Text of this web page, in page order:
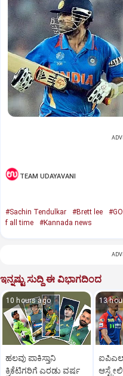
TEAM UDAYAVANI
#Sachin Tendulkar #Brett lee
f all time
#Kannada news
ಇನ್ನಷ್ಟು ಸುದ್ದಿ ಈ ವಿಭಾಗದಿಂದ
10 hours ago
ಹಲವು ಪಾಕಿಸ್ತಾನಿ
ಕ್ರಿಕೆಟಿಗರಿಗೆ ಎರಡು ವರ್ಷ
13
ಐಪಿಎಲ್‌